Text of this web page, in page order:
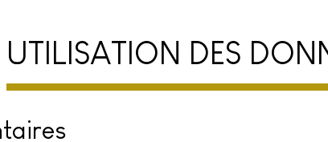
UTILISATION DES